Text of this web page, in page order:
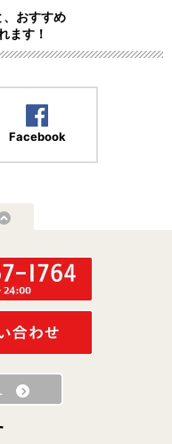
、おすすめ
ます！
Facebook